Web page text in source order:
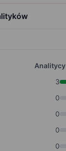
Analitycy
3
0
0
0
0